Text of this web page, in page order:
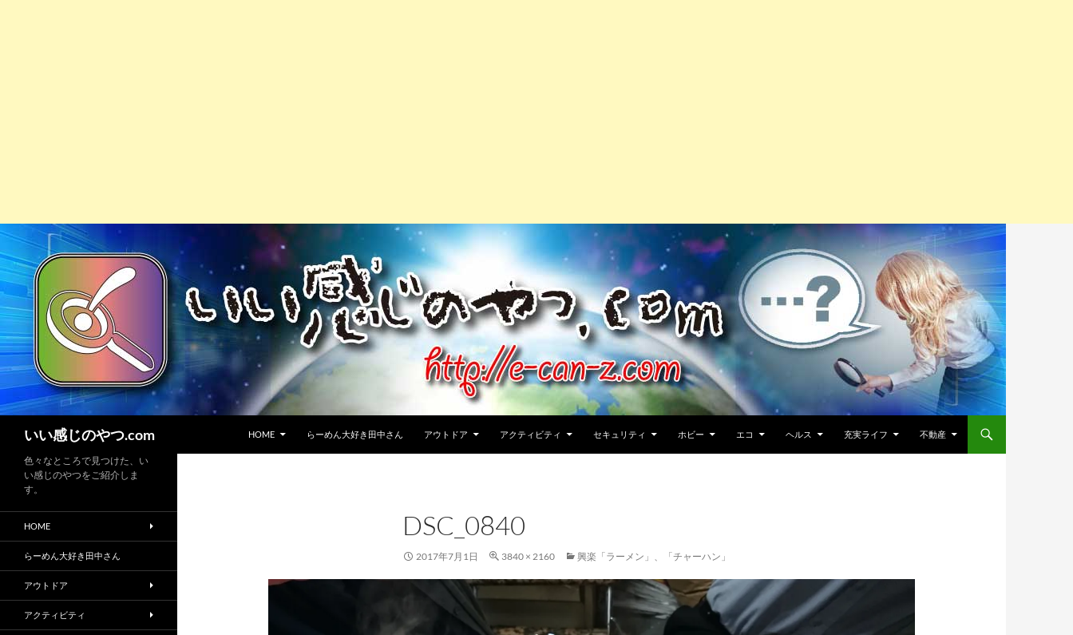
いい感じのやつ.com
HOME
らーめん大好き田中さん アウトドア アクティビティ セキュリティ ホビー エコ ヘルス 充実ライフ 不動産
DSC_0840
2017年7月1日 3840 × 2160 興楽「ラーメン」、「チャーハン」
色々なところで見つけた、い
い感じのやつをご紹介しま
す。
HOME
らーめん大好き田中さん
アウトドア
アクティビティ